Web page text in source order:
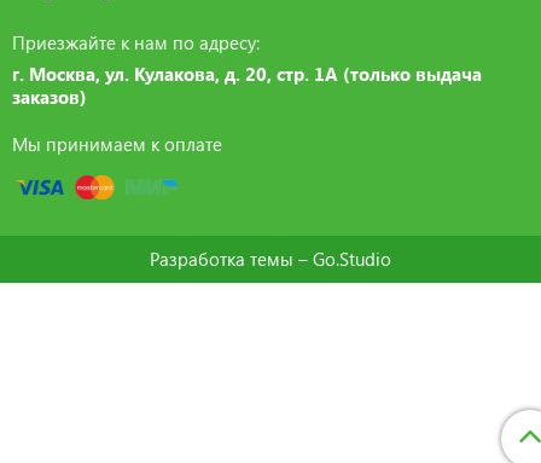
Приезжайте к нам по адресу:
г. Москва, ул. Кулакова, д. 20, стр. 1А (только выдача
заказов)
Мы принимаем к оплате
Разработка темы – Go.Studio